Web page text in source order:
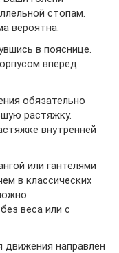
стопам.
вероятна.
в пояснице.
вперед
обязательно
растяжку.
внутренней
или гантелями
в классических
веса или с
движения направлен